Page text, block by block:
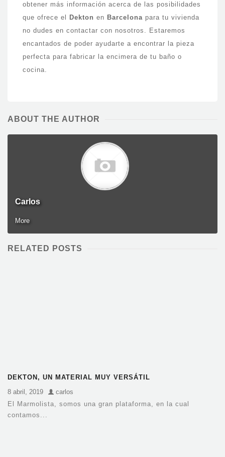
obtener más información acerca de las posibilidades
que ofrece el
Dekton en Barcelona para tu vivienda
no dudes en contactar con nosotros. Estaremos
encantados de poder ayudarte a encontrar la pieza
perfecta para fabricar la encimera de tu baño o
cocina.
ABOUT THE AUTHOR
Carlos
More
RELATED POSTS
DEKTON, UN MATERIAL MUY VERSÁTIL
8 abril, 2019
carlos
El Marmolista, somos una gran plataforma, en la cual
contamos...